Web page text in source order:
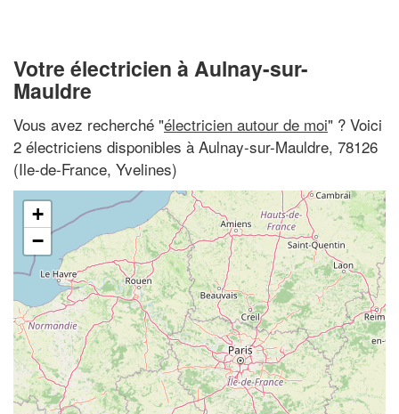
Votre électricien à Aulnay-sur-
Mauldre
Vous avez recherché "électricien autour de moi" ? Voici
2 électriciens disponibles à Aulnay-sur-Mauldre, 78126
(Ile-de-France, Yvelines)
+
−